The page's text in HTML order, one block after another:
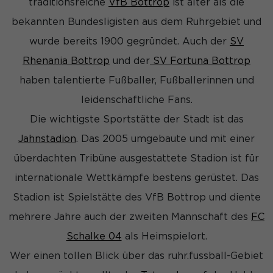
traditionsreiche VfB Bottrop ist älter als die
bekannten Bundesligisten aus dem Ruhrgebiet und
wurde bereits 1900 gegründet. Auch der SV
Rhenania Bottrop und der SV Fortuna Bottrop
haben talentierte Fußballer, Fußballerinnen und
leidenschaftliche Fans.
Die wichtigste Sportstätte der Stadt ist das
Jahnstadion. Das 2005 umgebaute und mit einer
überdachten Tribüne ausgestattete Stadion ist für
internationale Wettkämpfe bestens gerüstet. Das
Stadion ist Spielstätte des VfB Bottrop und diente
mehrere Jahre auch der zweiten Mannschaft des FC
Schalke 04 als Heimspielort.
Wer einen tollen Blick über das ruhr.fussball-Gebiet
und Inhalte oder Anzeigen- und Inhaltsmessung.
Weitere
Informationen über die Verwendung Ihrer Daten finden Sie in
unserer Datenschutzerklärung .
Hier finden Sie eine Übersicht über alle verwendeten
Cookies. Sie können Ihre Einwilligung zu ganzen Kategorien
geben oder sich weitere Informationen anzeigen lassen und
Alle akzeptieren Speichern
Essenziell (1)
Essenzielle Cookies ermöglichen grundlegende Funktionen und
Statistik Cookies erfassen Informationen anonym. Diese